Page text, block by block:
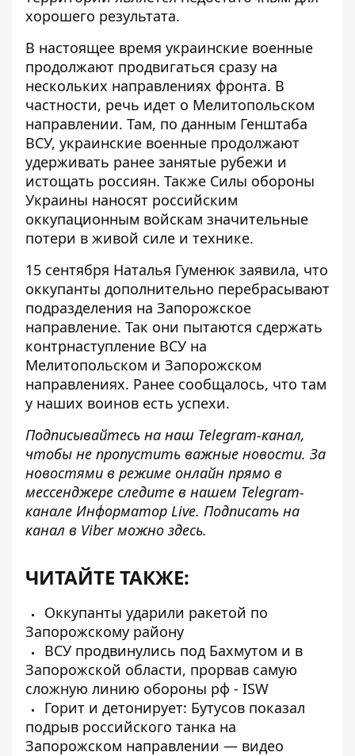
хорошего результата.
В настоящее время украинские военные
продолжают продвигаться сразу на
нескольких направлениях фронта. В
частности, речь идет о Мелитопольском
направлении. Там, по данным Генштаба
ВСУ, украинские военные продолжают
удерживать ранее занятые рубежи и
истощать россиян. Также Силы обороны
Украины наносят российским
оккупационным войскам значительные
потери в живой силе и технике.
15 сентября Наталья Гуменюк заявила, что
оккупанты дополнительно перебрасывают
подразделения на Запорожское
направление. Так они пытаются сдержать
контрнаступление ВСУ на
Мелитопольском и Запорожском
направлениях. Ранее сообщалось, что там
у наших воинов есть успехи.
Подписывайтесь на наш Telegram-канал,
чтобы не пропустить важные новости. За
новостями в режиме онлайн прямо в
мессенджере следите в нашем Telegram-
канале Информатор Live. Подписать на
канал в Viber можно здесь.
ЧИТАЙТЕ ТАКЖЕ:
Оккупанты ударили ракетой по
Запорожскому району
ВСУ продвинулись под Бахмутом и в
Запорожской области, прорвав самую
сложную линию обороны рф - ISW
Горит и детонирует: Бутусов показал
подрыв российского танка на
Запорожском направлении — видео